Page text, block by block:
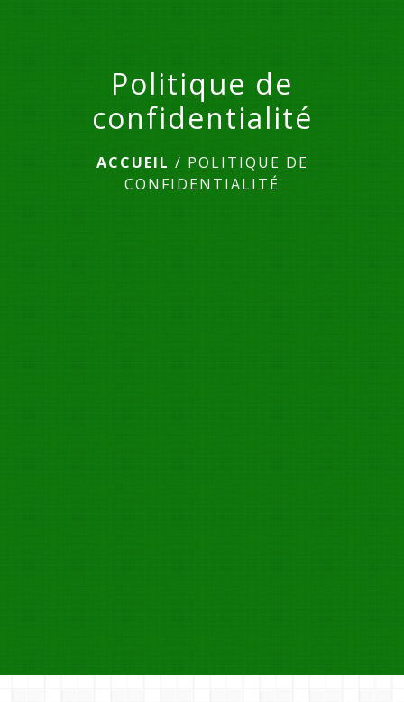
Politique de
confidentialité
ACCUEIL / POLITIQUE DE
CONFIDENTIALITÉ